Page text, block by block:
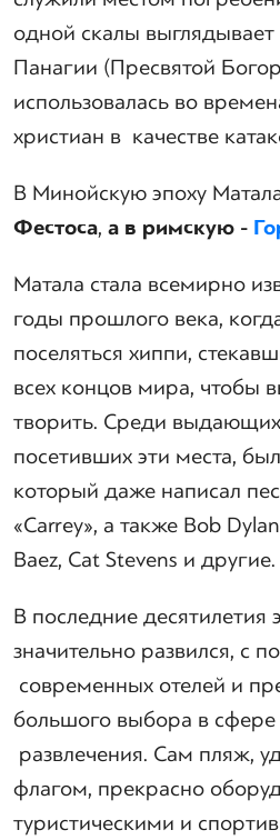
одной скалы
Панагии (Пресвятой
использовалась во
христиан в качестве
В Минойскую эпоху
Фестоса, а в римскую -
Матала стала всемирно
годы прошлого века,
поселяться хиппи,
всех концов мира, чтобы
творить. Среди
посетивших эти места,
который даже написал
«Carrey», а также Bob
Baez, Cat Stevens и другие.
В последние десятилетия
значительно развился, с
современных отелей и
большого выбора в сфере
развлечения. Сам пляж,
флагом, прекрасно
туристическими и